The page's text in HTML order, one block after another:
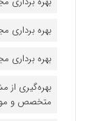
بهره برداری
بهره برداری
بهره‌گیری از
متخصص و